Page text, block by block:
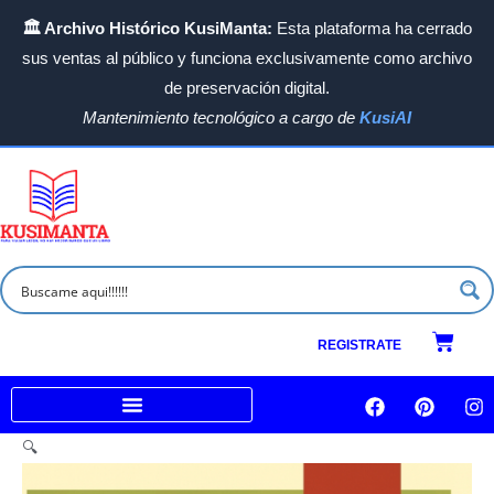
🏛️ Archivo Histórico KusiManta: Esta plataforma ha cerrado
sus ventas al público y funciona exclusivamente como archivo
de preservación digital.
Mantenimiento tecnológico a cargo de KusiAI
REGISTRATE
F
a
c
P
i
n
I
n
s
🔍